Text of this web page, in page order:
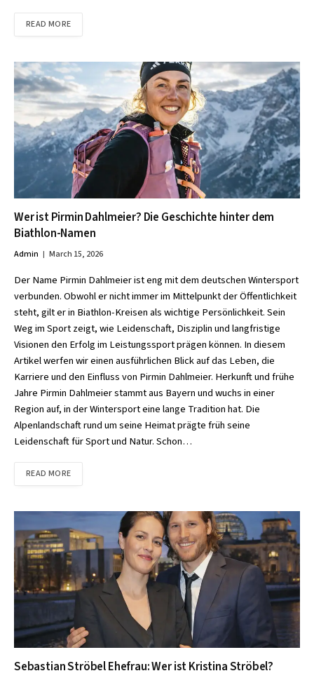
READ MORE
Wer ist Pirmin Dahlmeier? Die Geschichte hinter dem
Biathlon-Namen
Admin March 15, 2026
Der Name Pirmin Dahlmeier ist eng mit dem deutschen Wintersport
verbunden. Obwohl er nicht immer im Mittelpunkt der Öffentlichkeit
steht, gilt er in Biathlon-Kreisen als wichtige Persönlichkeit. Sein
Weg im Sport zeigt, wie Leidenschaft, Disziplin und langfristige
Visionen den Erfolg im Leistungssport prägen können. In diesem
Artikel werfen wir einen ausführlichen Blick auf das Leben, die
Karriere und den Einfluss von Pirmin Dahlmeier. Herkunft und frühe
Jahre Pirmin Dahlmeier stammt aus Bayern und wuchs in einer
Region auf, in der Wintersport eine lange Tradition hat. Die
Alpenlandschaft rund um seine Heimat prägte früh seine
Leidenschaft für Sport und Natur. Schon…
READ MORE
Sebastian Ströbel Ehefrau: Wer ist Kristina Ströbel?